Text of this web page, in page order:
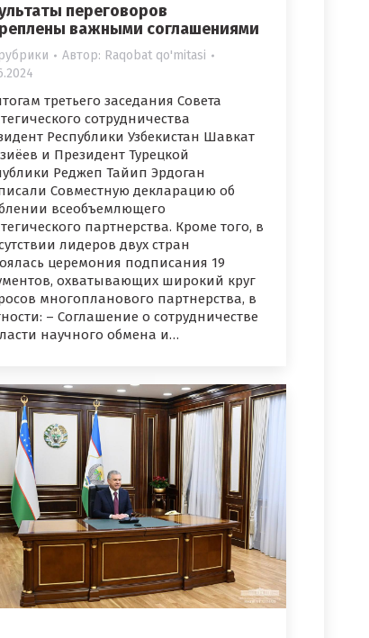
переговоров
важными соглашениями
Автор: Raqobat qo'mitasi
третьего заседания Совета
сотрудничества
Республики Узбекистан Шавкат
и Президент Турецкой
Реджеп Тайип Эрдоган
Совместную декларацию об
всеобъемлющего
партнерства. Кроме того, в
лидеров двух стран
церемония подписания 19
охватывающих широкий круг
многопланового партнерства, в
– Соглашение о сотрудничестве
научного обмена и…